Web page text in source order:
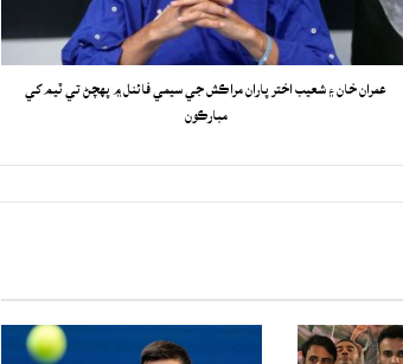
عمران خان ۽ شعيب اختر پاران مراڪش جي سيمي فائنل ۾ پهچڻ تي ٽيم کي
مبارڪون